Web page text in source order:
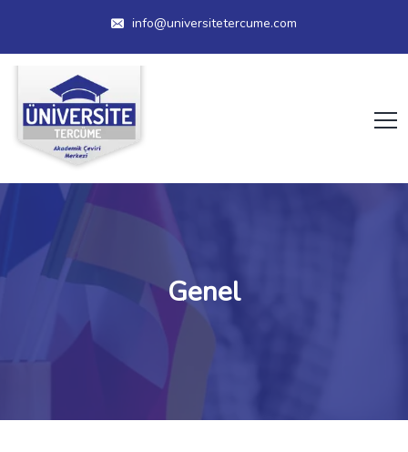
info@universitetercume.com
Genel